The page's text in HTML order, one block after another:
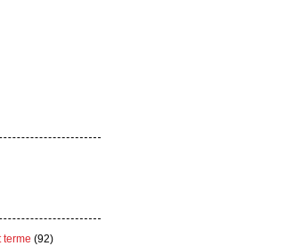
terme (92)